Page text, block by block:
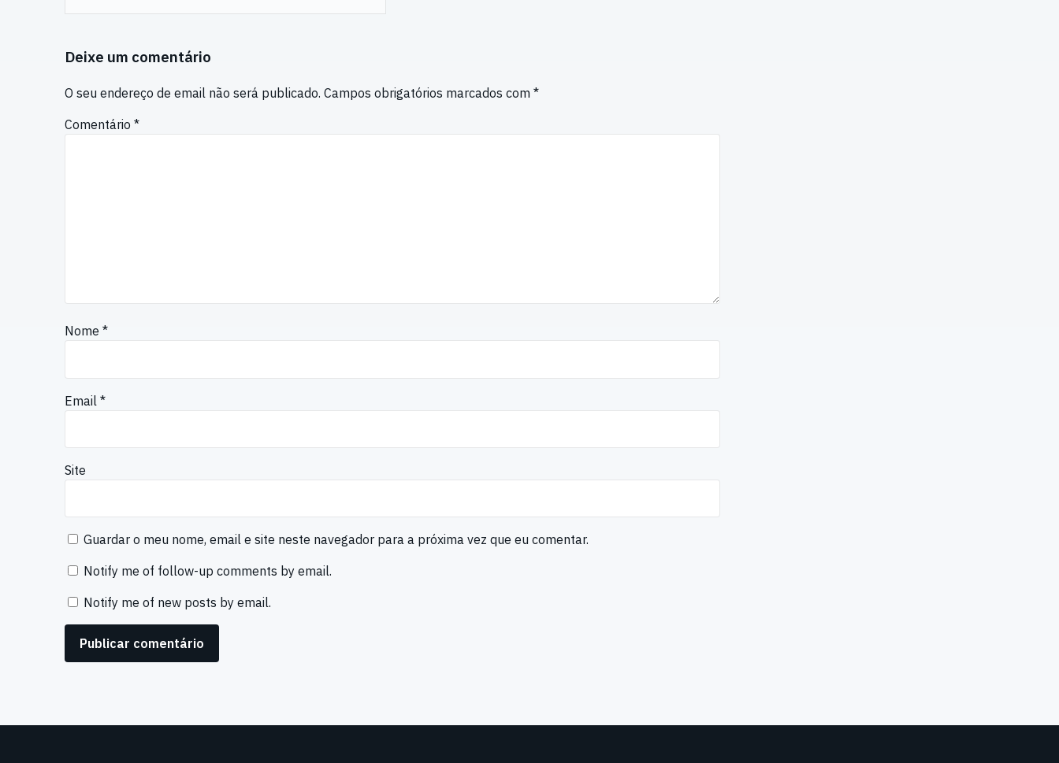
Deixe um comentário
O seu endereço de email não será publicado. Campos obrigatórios marcados com *
Comentário *
Nome *
Email *
Site
Guardar o meu nome, email e site neste navegador para a próxima vez que eu comentar.
Notify me of follow-up comments by email.
Notify me of new posts by email.